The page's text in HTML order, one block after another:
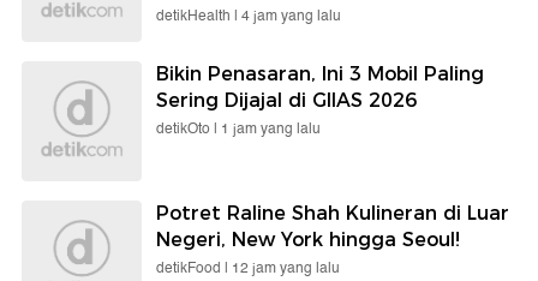
detikHealth | 4 jam yang lalu
Bikin Penasaran, Ini 3 Mobil Paling
Sering Dijajal di GIIAS 2026
detikOto | 1 jam yang lalu
Potret Raline Shah Kulineran di Luar
Negeri, New York hingga Seoul!
detikFood | 12 jam yang lalu